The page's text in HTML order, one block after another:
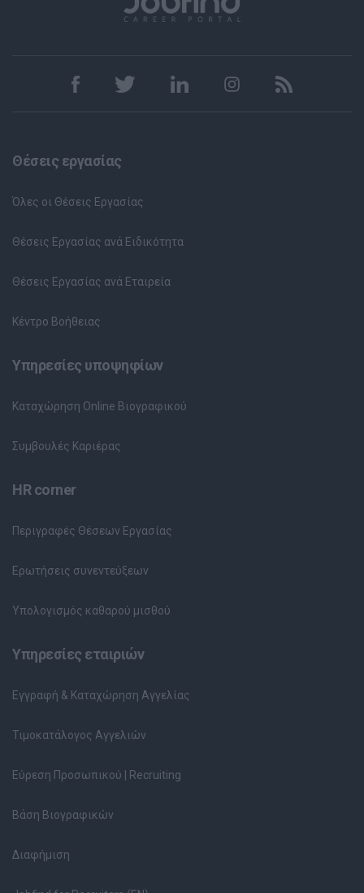
Θέσεις εργασίας
Όλες οι Θέσεις Εργασίας
Θέσεις Εργασίας ανά Ειδικότητα
Θέσεις Εργασίας ανά Εταιρεία
Κέντρο Βοήθειας
Υπηρεσίες υποψηφίων
Καταχώρηση Online Βιογραφικού
Συμβουλές Καριέρας
HR corner
Περιγραφές Θέσεων Εργασίας
Ερωτήσεις συνεντεύξεων
Υπολογισμός καθαρού μισθού
Υπηρεσίες εταιριών
Εγγραφή & Καταχώρηση Αγγελίας
Τιμοκατάλογος Αγγελιών
Εύρεση Προσωπικού | Recruiting
Βάση Βιογραφικών
Διαφήμιση